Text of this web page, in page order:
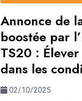
Annonce de
boostée par
TS20 :
dans les
02/10/2025